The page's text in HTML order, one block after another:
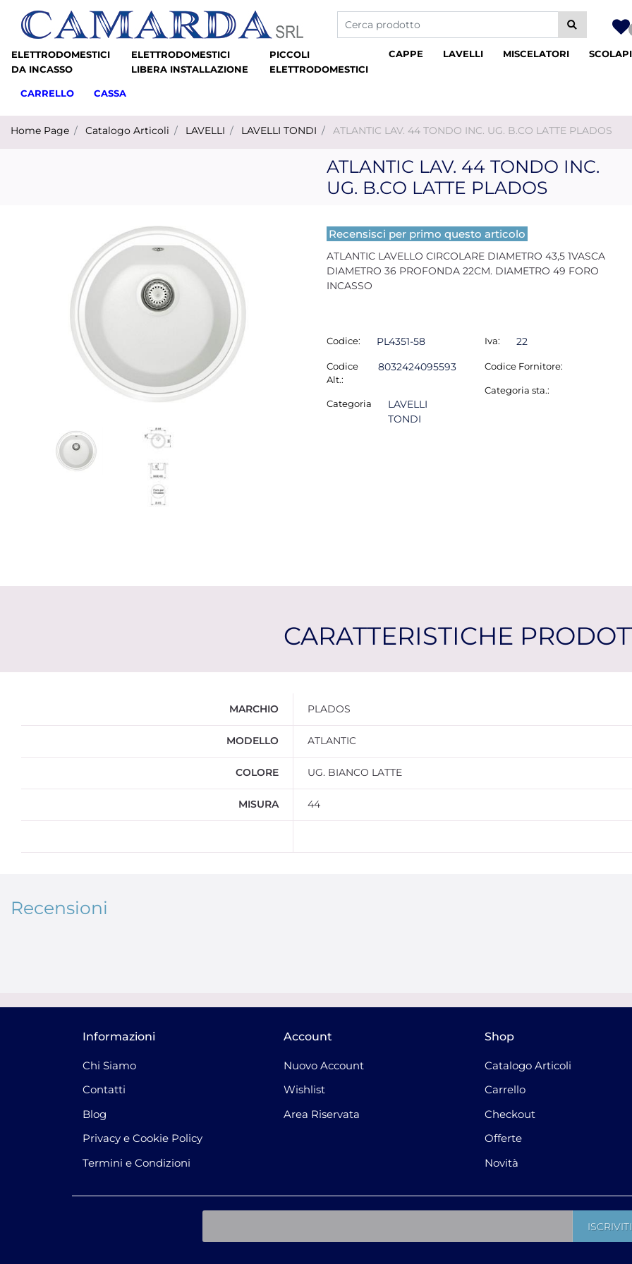
La modifica di un filtro aggiorna automaticamente gli
ELETTRODOMESTICI
DA INCASSO
ELETTRODOMESTICI
LIBERA INSTALLAZIONE
PICCOLI
ELETTRODOMESTICI
CAPPE LAVELLI MISCELATORI
CARRELLO CASSA
Home Page Catalogo Articoli LAVELLI LAVELLI TONDI ATLANTIC LAV. 44 TONDO INC. UG. B.CO LATTE PLADOS
ATLANTIC LAV. 44 TONDO INC.
UG. B.CO LATTE PLADOS
Recensisci per primo questo articolo
ATLANTIC LAVELLO CIRCOLARE DIAMETRO 43,5 1VASCA
DIAMETRO 36 PROFONDA 22CM. DIAMETRO 49 FORO
INCASSO
Codice: PL4351-58
Codice
Alt.:
8032424095593
Categoria
LAVELLI
TONDI
Iva: 22
Codice Fornitore:
Categoria sta.:
CARATTERISTICHE
MARCHIO PLADOS
MODELLO ATLANTIC
COLORE UG. BIANCO LATTE
MISURA 44
Recensioni
Informazioni
Chi Siamo
Contatti
Blog
Privacy e Cookie Policy
Termini e Condizioni
Account
Nuovo Account
Wishlist
Area Riservata
Shop
Catalogo Articoli
Carrello
Checkout
Offerte
Novità